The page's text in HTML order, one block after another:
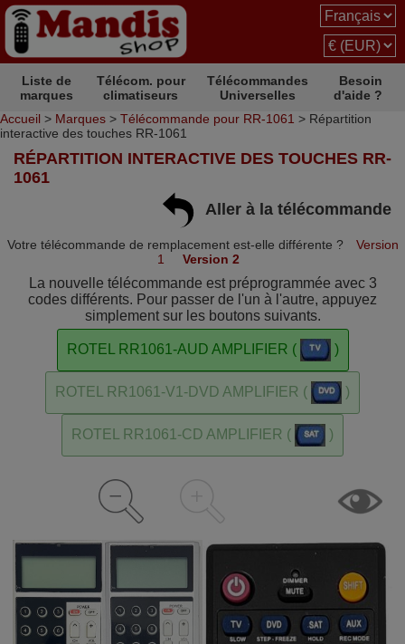
Liste de
marques
Télécom. pour
climatiseurs
Télécommandes
Universelles
Besoin
d'aide ?
Accueil > Marques > Télécommande pour RR-1061 > Répartition
interactive des touches RR-1061
RÉPARTITION INTERACTIVE DES TOUCHES RR-
1061
Aller à la télécommande
Votre télécommande de remplacement est-elle différente ?
Version
1
Version 2
La nouvelle télécommande est préprogrammée avec 3
codes différents. Pour passer de l'un à l'autre, appuyez
simplement sur les boutons suivants.
ROTEL RR1061-AUD AMPLIFIER ( )
ROTEL RR1061-V1-DVD AMPLIFIER ( )
ROTEL RR1061-CD AMPLIFIER ( )